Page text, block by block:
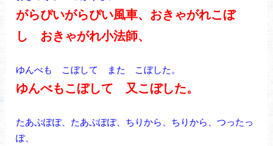
がらぴいがらぴい風車、おきゃがれこぼ
し おきゃがれ小法師、
ゆんべも こぼして また こぼした。
ゆんべもこぼして 又こぼした。
たあぷぽぽ、たあぷぽぽ、ちりから、ちりから、つったっ
ぽ、